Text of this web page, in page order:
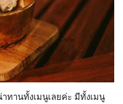
ทานทั้งเมนูเลยค่ะ มีทั้งเมนู